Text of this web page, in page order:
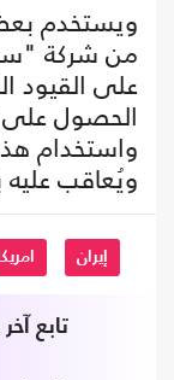
ويستخدم
من شركة
على القيود
الحصول على
واستخدام
ويُعاقب
إيران امريكا
تابع